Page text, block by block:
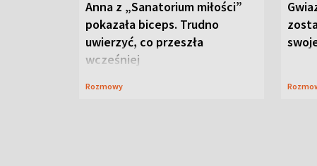
Anna z „Sanatorium miłości”
pokazała biceps. Trudno
uwierzyć, co przeszła
wcześniej
Rozmowy